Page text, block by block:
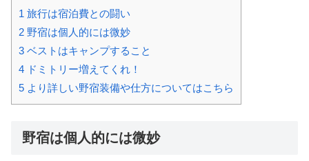
1 旅行は宿泊費との闘い
2 野宿は個人的には微妙
3 ベストはキャンプすること
4 ドミトリー増えてくれ！
5 より詳しい野宿装備や仕方についてはこちら
野宿は個人的には微妙